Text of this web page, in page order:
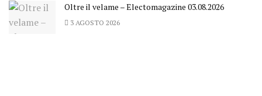
Oltre il velame – Electomagazine 03.08.2026
3 AGOSTO 2026